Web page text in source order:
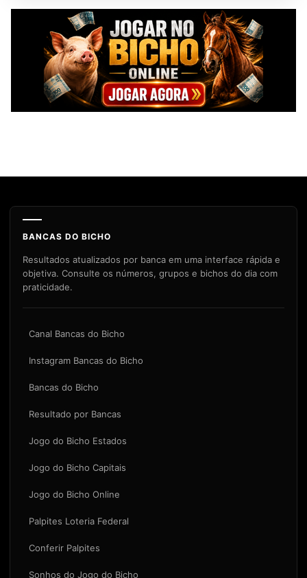
BANCAS DO BICHO
Resultados atualizados por banca em uma interface rápida e
objetiva. Consulte os números, grupos e bichos do dia com
praticidade.
Canal Bancas do Bicho
Instagram Bancas do Bicho
Bancas do Bicho
Resultado por Bancas
Jogo do Bicho Estados
Jogo do Bicho Capitais
Jogo do Bicho Online
Palpites Loteria Federal
Conferir Palpites
Sonhos do Jogo do Bicho